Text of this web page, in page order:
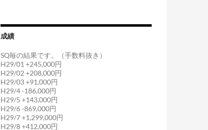
成績
SQ毎の結果です。（手数料抜き）
H29/01 +245,000円
H29/02 +208,000円
H29/03 +91,000円
H29/4 -186,000円
H29/5 +143,000円
H29/6 -869,000円
H29/7 +1,299,000円
H29/8 +412,000円